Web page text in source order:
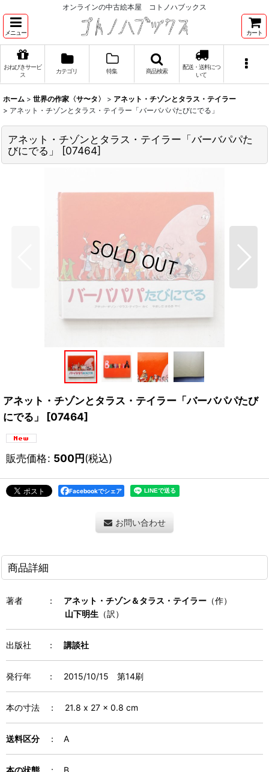
オンラインの中古絵本屋 コトノハブックス
メニュー カート
おねびきサービ
ス
カテゴリ 特集 商品検索
配送・送料につ
いて
ホーム > 世界の作家〈サ〜タ〉 > アネット・チゾンとタラス・テイラー
> アネット・チゾンとタラス・テイラー「バーバパパたびにでる」
アネット・チゾンとタラス・テイラー「バーバパパた
びにでる」
[07464]
アネット・チゾンとタラス・テイラー「バーバパパたび
にでる」
[07464]
販売価格: 500円(税込)
Facebookでシェア
お問い合わせ
商品詳細
著者 ： アネット・チゾン＆タラス・テイラー （作）
山下明生 （訳）
出版社 ： 講談社
発行年 ： 2015/10/15 第14刷
本の寸法 ： 21.8 x 27 x 0.8 cm
送料区分 ： A